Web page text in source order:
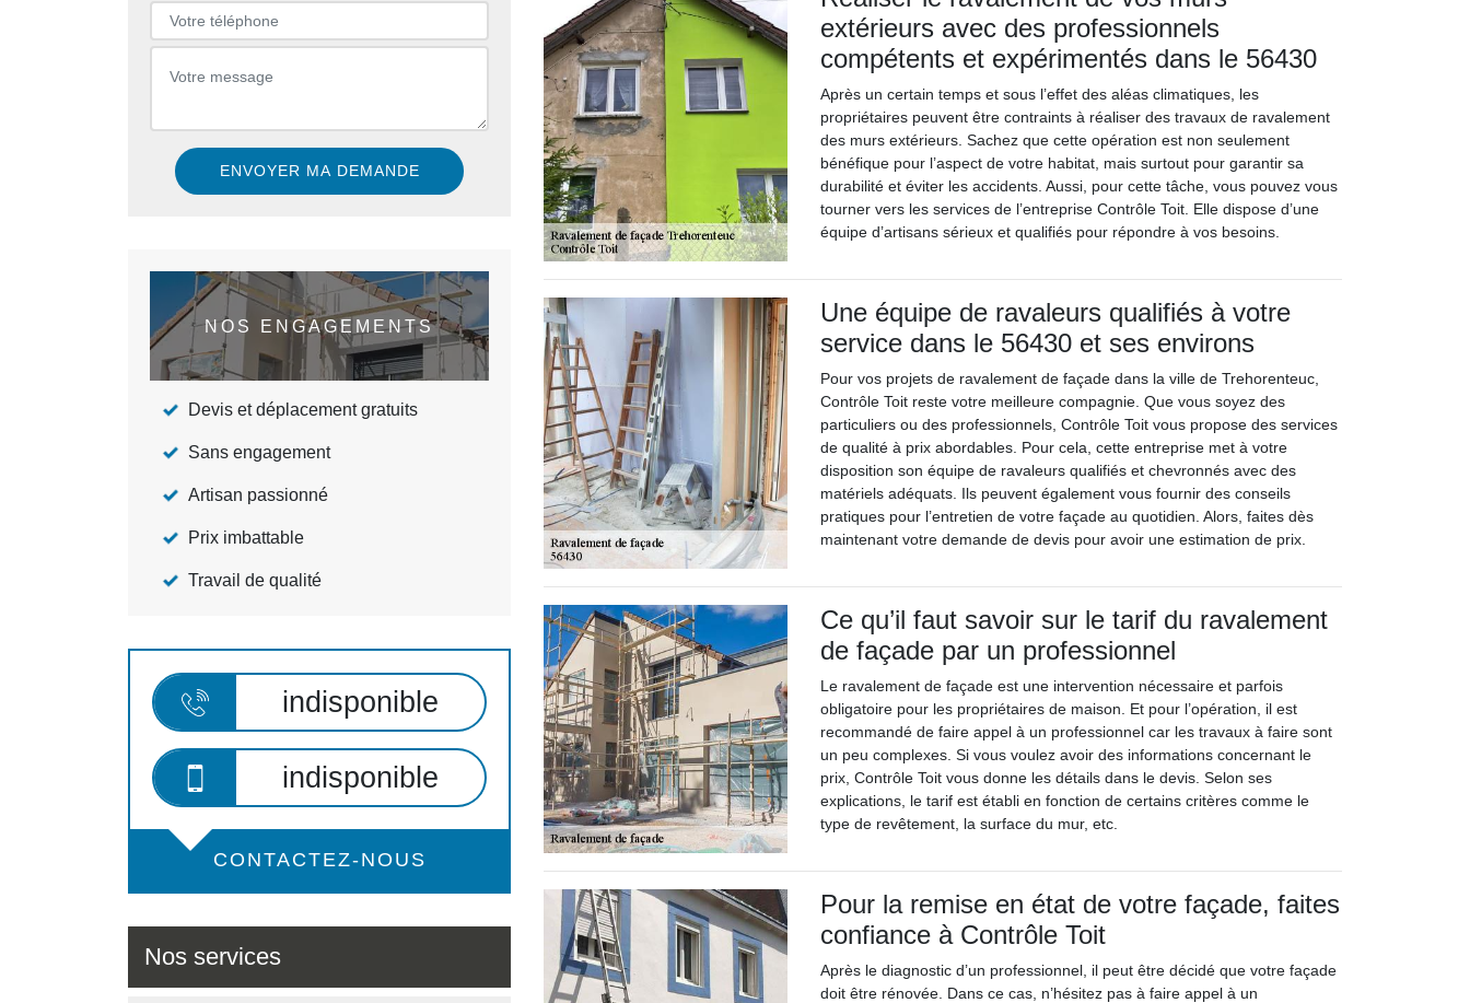
NOS ENGAGEMENTS
Devis et déplacement gratuits
Sans engagement
Artisan passionné
Prix imbattable
Travail de qualité
indisponible
indisponible
CONTACTEZ-NOUS
Nos services
extérieurs avec des professionnels
compétents et expérimentés dans le 56430
Après un certain temps et sous l’effet des aléas climatiques, les
propriétaires peuvent être contraints à réaliser des travaux de ravalement
des murs extérieurs. Sachez que cette opération est non seulement
bénéfique pour l’aspect de votre habitat, mais surtout pour garantir sa
durabilité et éviter les accidents. Aussi, pour cette tâche, vous pouvez vous
tourner vers les services de l’entreprise Contrôle Toit. Elle dispose d’une
équipe d’artisans sérieux et qualifiés pour répondre à vos besoins.
Une équipe de ravaleurs qualifiés à votre
service dans le 56430 et ses environs
Pour vos projets de ravalement de façade dans la ville de Trehorenteuc,
Contrôle Toit reste votre meilleure compagnie. Que vous soyez des
particuliers ou des professionnels, Contrôle Toit vous propose des services
de qualité à prix abordables. Pour cela, cette entreprise met à votre
disposition son équipe de ravaleurs qualifiés et chevronnés avec des
matériels adéquats. Ils peuvent également vous fournir des conseils
pratiques pour l’entretien de votre façade au quotidien. Alors, faites dès
maintenant votre demande de devis pour avoir une estimation de prix.
Ce qu’il faut savoir sur le tarif du ravalement
de façade par un professionnel
Le ravalement de façade est une intervention nécessaire et parfois
obligatoire pour les propriétaires de maison. Et pour l’opération, il est
recommandé de faire appel à un professionnel car les travaux à faire sont
un peu complexes. Si vous voulez avoir des informations concernant le
prix, Contrôle Toit vous donne les détails dans le devis. Selon ses
explications, le tarif est établi en fonction de certains critères comme le
type de revêtement, la surface du mur, etc.
Pour la remise en état de votre façade, faites
confiance à Contrôle Toit
Après le diagnostic d’un professionnel, il peut être décidé que votre façade
doit être rénovée. Dans ce cas, n’hésitez pas à faire appel à un